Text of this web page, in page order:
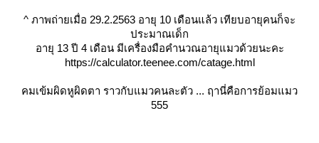
^ ภาพถ่ายเมื่อ 29.2.2563 อายุ 10 เดือนแล้ว เทียบอายุคนก็จะ
ประมาณเด็ก
อายุ 13 ปี 4 เดือน มีเครื่องมือคำนวณอายุแมวด้วยนะคะ
https://calculator.teenee.com/catage.html
คมเข้มผิดหูผิดตา ราวกับแมวคนละตัว ... ฤานี่คือการย้อมแมว
555